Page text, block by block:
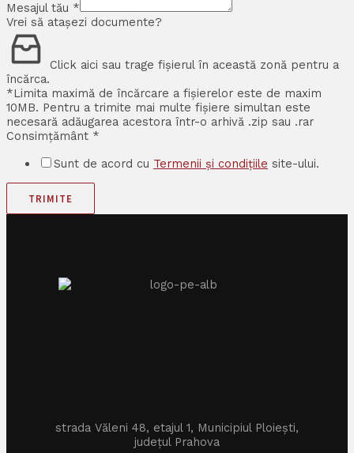
Mesajul tău *
Vrei să atașezi documente?
Click aici sau trage fișierul în această zonă pentru a
încărca.
*Limita maximă de încărcare a fișierelor este de maxim
10MB. Pentru a trimite mai multe fișiere simultan este
necesară adăugarea acestora într-o arhivă .zip sau .rar
Consimțământ *
Sunt de acord cu Termenii și condițiile site-ului.
TRIMITE
strada Văleni 48, etajul 1, Municipiul Ploiești,
județul Prahova